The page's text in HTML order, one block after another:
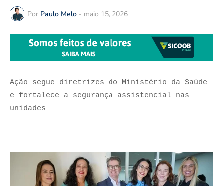
Por Paulo Melo - maio 15, 2026
Ação segue diretrizes do Ministério da Saúde
e fortalece a segurança assistencial nas
unidades